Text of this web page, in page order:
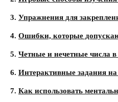
3. Упражнения для
4. Ошибки, которые
5. Четные и нечетные числа
6. Интерактивные задания
7. Как использовать
Четные и нечетные
12.11.2025